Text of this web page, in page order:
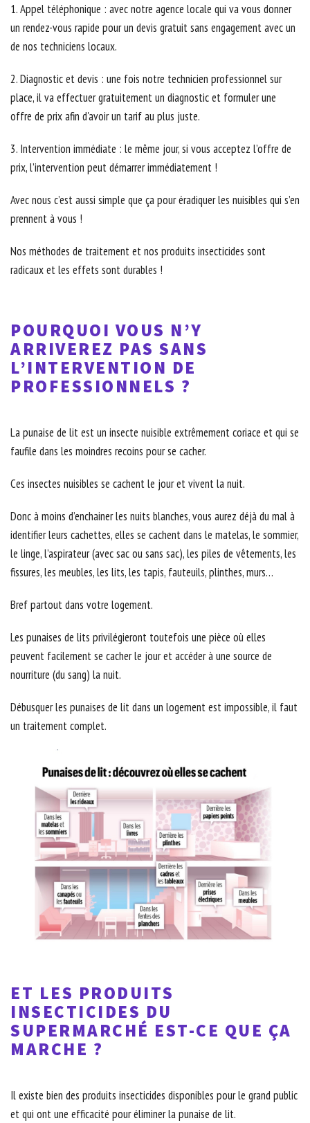
1. Appel téléphonique : avec notre agence locale qui va vous donner
un rendez-vous rapide pour un devis gratuit sans engagement avec un
de nos techniciens locaux.
2. Diagnostic et devis : une fois notre technicien professionnel sur
place, il va effectuer gratuitement un diagnostic et formuler une
offre de prix afin d'avoir un tarif au plus juste.
3. Intervention immédiate : le même jour, si vous acceptez l’offre de
prix, l’intervention peut démarrer immédiatement !
Avec nous c’est aussi simple que ça pour éradiquer les nuisibles qui s’en
prennent à vous !
Nos méthodes de traitement et nos produits insecticides sont
radicaux et les effets sont durables !
POURQUOI VOUS N’Y
ARRIVEREZ PAS SANS
L’INTERVENTION DE
PROFESSIONNELS ?
La punaise de lit est un insecte nuisible extrêmement coriace et qui se
faufile dans les moindres recoins pour se cacher.
Ces insectes nuisibles se cachent le jour et vivent la nuit.
Donc à moins d’enchainer les nuits blanches, vous aurez déjà du mal à
identifier leurs cachettes, elles se cachent dans le matelas, le sommier,
le linge, l’aspirateur (avec sac ou sans sac), les piles de vêtements, les
fissures, les meubles, les lits, les tapis, fauteuils, plinthes, murs…
Bref partout dans votre logement.
Les punaises de lits privilégieront toutefois une pièce où elles
peuvent facilement se cacher le jour et accéder à une source de
nourriture (du sang) la nuit.
Débusquer les punaises de lit dans un logement est impossible, il faut
un traitement complet.
ET LES PRODUITS
INSECTICIDES DU
SUPERMARCHÉ EST-CE QUE ÇA
MARCHE ?
Il existe bien des produits insecticides disponibles pour le grand public
et qui ont une efficacité pour éliminer la punaise de lit.